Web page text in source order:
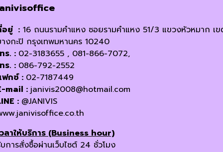
อยู่ : 16 ถนนรามคำแหง ซอยรามคำแหง 51/3 แขวงหัวหมาก เ
งกะปิ กรุงเทพมหานคร 10240
ร. : 02-3183655 , 081-866-7072,
ร. : 086-792-2552
กซ์ : 02-7187449
mail : janivis2008@hotmail.com
: @JANIVIS
ลาให้บริการ (Business hour)
การสั่งซื้อผ่านเว็บไซต์ 24 ชั่วโมง